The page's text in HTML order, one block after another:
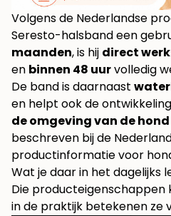
Volgens de Nederlandse
Seresto-halsband een
maanden, is hij direct
en binnen 48 uurvolledig
De band is daarnaast
en helpt ook de
de omgeving van de hond
beschreven bijde
productinformatie voor
Wat je daar in het dagelijks
Die producteigenschappen
in de praktijk betekenen ze